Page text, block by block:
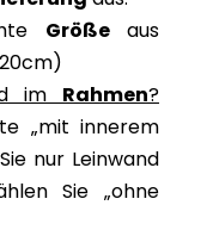
Größeaus
im Rahmen?
„mit innerem
nur Leinwand
Sie „ohne